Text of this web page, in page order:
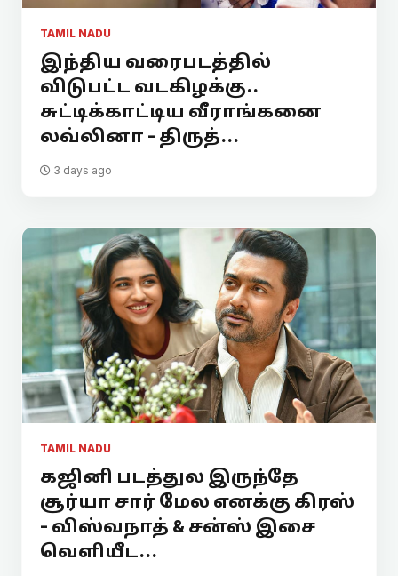
TAMIL NADU
இந்திய வரைபடத்தில்
விடுபட்ட வடகிழக்கு..
சுட்டிக்காட்டிய வீராங்கனை
லவ்லினா - திருத்...
3 days ago
TAMIL NADU
கஜினி படத்துல இருந்தே
சூர்யா சார் மேல எனக்கு கிரஸ்
- விஸ்வநாத் & சன்ஸ் இசை
வெளியீட...